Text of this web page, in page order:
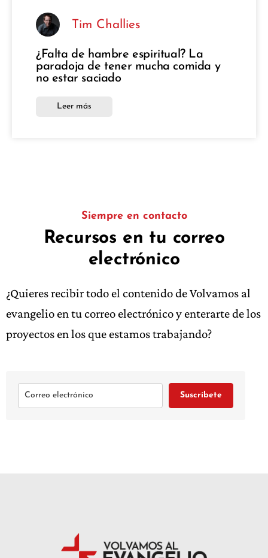
Tim Challies
¿Falta de hambre espiritual? La
paradoja de tener mucha comida y
no estar saciado
Leer más
Siempre en contacto
Recursos en tu correo
electrónico
¿Quieres recibir todo el contenido de Volvamos al
evangelio en tu correo electrónico y enterarte de los
proyectos en los que estamos trabajando?
Suscríbete